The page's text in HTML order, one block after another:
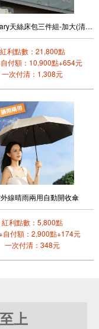
Royal Diary天絲床包三件組-加大(清新淡雅)
紅利點數：21,800點
付額：10,900點+654元
一次付清：1,308元
線晴雨兩用自動開收傘
紅利點數：5,800點
自付額：2,900點+174元
一次付清：348元
上